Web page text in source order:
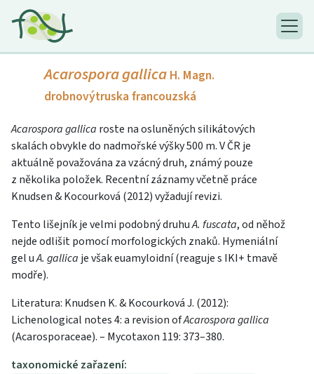
Acarospora gallica H. Magn.
drobnovýtruska francouzská
Acarospora gallica roste na osluněných silikátových
skalách obvykle do nadmořské výšky 500 m. V ČR je
aktuálně považována za vzácný druh, známý pouze
z několika položek. Recentní záznamy včetně práce
Knudsen & Kocourková (2012) vyžadují revizi.
Tento lišejník je velmi podobný druhuA. fuscata, od něhož
nejde odlišit pomocí morfologických znaků. Hymeniální
gel uA. gallica je však euamyloidní (reaguje s IKI+ tmavě
modře).
Literatura: Knudsen K. & Kocourková J. (2012):
Lichenological notes 4: a revision ofAcarospora gallica
(Acarosporaceae). – Mycotaxon 119: 373–380.
taxonomické zařazení: